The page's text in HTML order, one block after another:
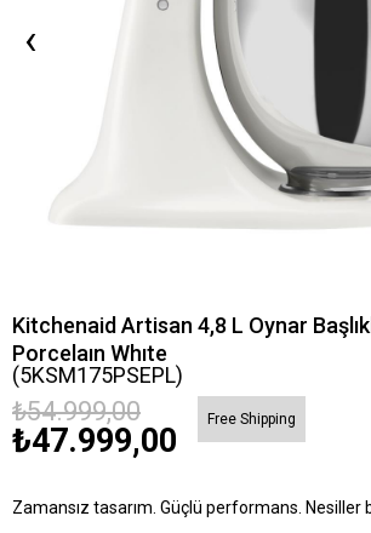
‹
Kitchenaid Artisan 4,8 L Oynar
Porcelaın Whıte
(5KSM175PSEPL)
₺54.999,00
₺47.999,00
Free Shipping
Zamansız tasarım. Güçlü performans. Nesiller